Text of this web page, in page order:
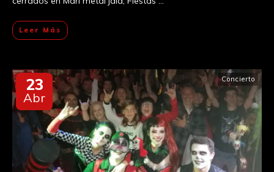
Leer Más
Concierto
23
Abr